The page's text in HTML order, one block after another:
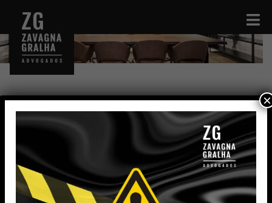
Mayra Eduarda Teixeira de Sá
Jovem Aprendiz
mayra.sa@zavagnagralha.com.br
×